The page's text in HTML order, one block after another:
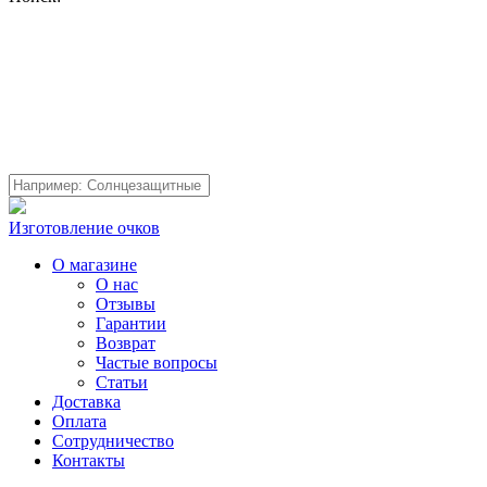
Изготовление очков
О магазине
О нас
Отзывы
Гарантии
Возврат
Частые вопросы
Статьи
Доставка
Оплата
Сотрудничество
Контакты